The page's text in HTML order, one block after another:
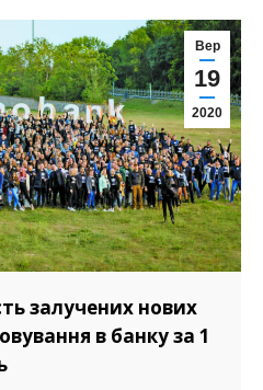
Вер
19
2020
залучених нових
в банку за 1